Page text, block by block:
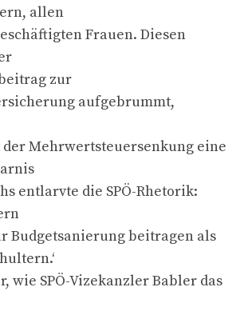
allen
Frauen. Diesen
zur
aufgebrummt,
Mehrwertsteuersenkung eine
entlarvte die SPÖ-Rhetorik:
Budgetsanierung beitragen als
wie SPÖ-Vizekanzler Babler das